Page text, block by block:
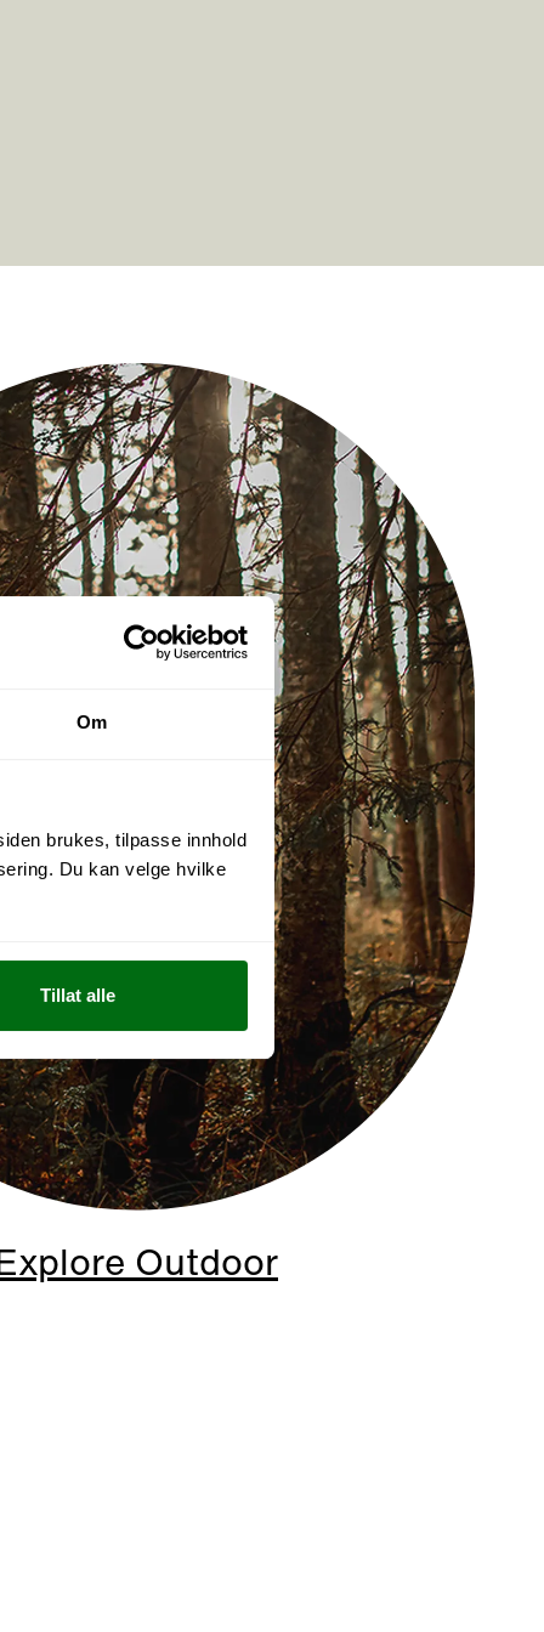
Om
brukes, tilpasse innhold
Du kan velge hvilke
Tillat alle
Outdoor